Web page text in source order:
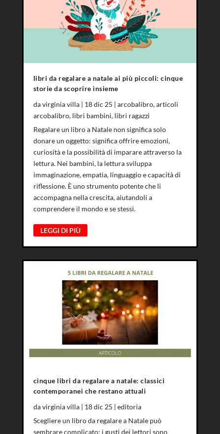
libri da regalare a natale ai più piccoli: cinque
storie da scoprire insieme
davirginia villa| 18 dic 25 | arcobalibro,articoli
arcobalibro, libri bambini, libri ragazzi
Regalare un libro a Natale non significa solo
donare un oggetto: significa offrire emozioni,
curiosità e la possibilità di imparare attraverso la
lettura. Nei bambini, la lettura sviluppa
immaginazione, empatia, linguaggio e capacità di
riflessione. È uno strumento potente che li
accompagna nella crescita, aiutandoli a
comprendere il mondo e se stessi.
LEGGI DI PIÙ
cinque libri da regalare a natale: classici
contemporanei che restano attuali
davirginia villa| 18 dic 25 | editoria
Scegliere un libro da regalare a Natale può
sembrare complicato: i gusti dei lettori sono